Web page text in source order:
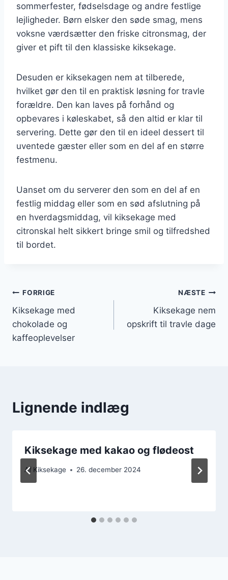
sommerfester, fødselsdage og andre festlige
lejligheder. Børn elsker den søde smag, mens
voksne værdsætter den friske citronsmag, der
giver et pift til den klassiske kiksekage.
Desuden er kiksekagen nem at tilberede,
hvilket gør den til en praktisk løsning for travle
forældre. Den kan laves på forhånd og
opbevares i køleskabet, så den altid er klar til
servering. Dette gør den til en ideel dessert til
uventede gæster eller som en del af en større
festmenu.
Uanset om du serverer den som en del af en
festlig middag eller som en sød afslutning på
en hverdagsmiddag, vil kiksekage med
citronskal helt sikkert bringe smil og tilfredshed
til bordet.
Indlægsnavigation
FORRIGE
Kiksekage med
chokolade og
kaffeoplevelser
NÆSTE
Kiksekage nem
opskrift til travle dage
Lignende indlæg
Kiksekage med kakao og flødeost
Af Kiksekage 26. december 2024